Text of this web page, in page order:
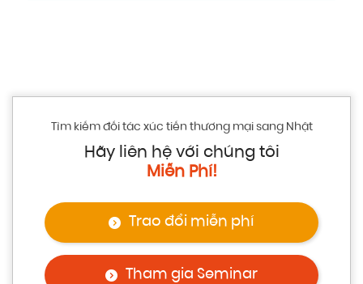
Tìm kiếm đối tác xúc tiến thương mại sang Nhật
Hãy liên hệ với chúng tôi
Miễn Phí!
Trao đổi miễn phí
Tham gia Seminar